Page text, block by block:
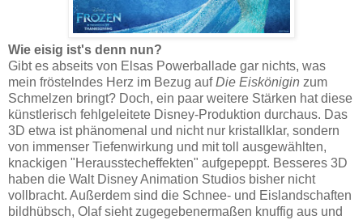
Wie eisig ist's denn nun?
Gibt es abseits von Elsas Powerballade gar nichts, was
mein fröstelndes Herz im Bezug aufDie Eiskönigin zum
Schmelzen bringt? Doch, ein paar weitere Stärken hat diese
künstlerisch fehlgeleitete Disney-Produktion durchaus. Das
3D etwa ist phänomenal und nicht nur kristallklar, sondern
von immenser Tiefenwirkung und mit toll ausgewählten,
knackigen "Herausstecheffekten" aufgepeppt. Besseres 3D
haben die Walt Disney Animation Studios bisher nicht
vollbracht. Außerdem sind die Schnee- und Eislandschaften
bildhübsch, Olaf sieht zugegebenermaßen knuffig aus und